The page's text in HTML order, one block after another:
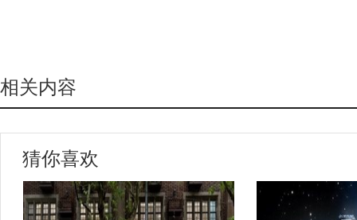
相关内容
猜你喜欢